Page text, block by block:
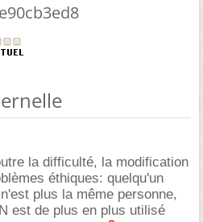
la difficulté, la modification
éthiques: quelqu'un
plus la même personne,
est de plus en plus utilisé